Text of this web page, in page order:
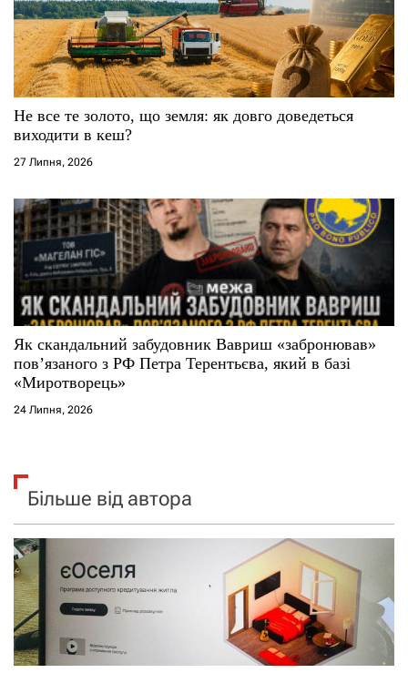
Не все те золото, що земля: як довго доведеться
виходити в кеш?
27 Липня, 2026
Як скандальний забудовник Вавриш «забронював»
повʼязаного з РФ Петра Терентьєва, який в базі
«Миротворець»
24 Липня, 2026
Більше від автора